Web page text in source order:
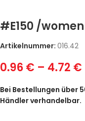
#E150 /
Artikelnummer: 016.42
0.96€ – 4.72 €
Bei Bestellungen über
Händler verhandelbar.